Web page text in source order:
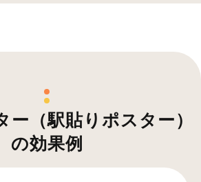
ー（駅貼りポスター）
の効果例